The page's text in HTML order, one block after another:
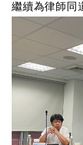
繼續為律師同